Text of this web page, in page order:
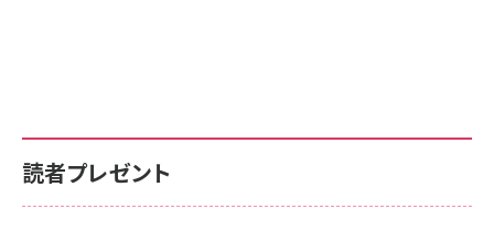
読者プレゼント